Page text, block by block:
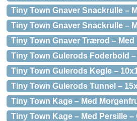
Tiny Town Gnaver Snackrulle –
Tiny Town Gnaver Snackrulle –
Tiny Town Gnaver Trærod –
Tiny Town Gulerods Foderbold
Tiny Town Gulerods Kegle –
Tiny Town Gulerods Tunnel –
Tiny Town Kage – Med
Tiny Town Kage – Med Persille